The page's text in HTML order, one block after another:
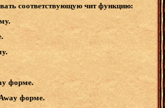
соответствующую чит функцию:
форме.
форме.